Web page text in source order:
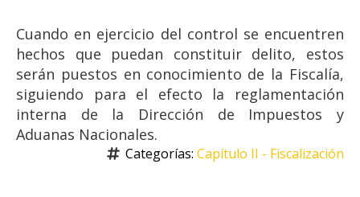
Cuando en ejercicio del control se encuentren
hechos que puedan constituir delito, estos
serán puestos en conocimiento de la Fiscalía,
siguiendo para el efecto la reglamentación
interna de la Dirección de Impuestos y
Aduanas Nacionales.
Categorías: Capítulo II - Fiscalización